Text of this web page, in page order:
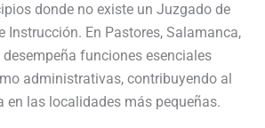
donde no existe un Juzgado de
Instrucción. En Pastores, Salamanca,
funciones esenciales
administrativas, contribuyendo al
en las localidades más pequeñas.